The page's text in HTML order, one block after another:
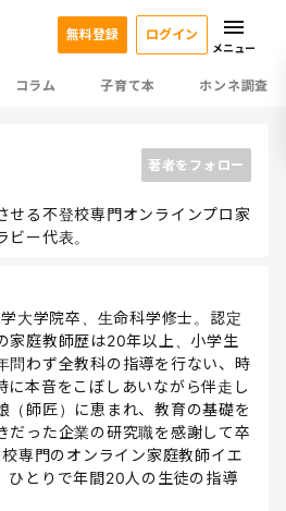
コラム 子育て本 ホンネ調査
無料登録 ログイン
メニュー
著者をフォロー
せる不登校専門オンラインプロ家
ー代表。
大学院卒、生命科学修士。認定
家庭教師歴は20年以上、小学生
問わず全教科の指導を行ない、時
に本音をこぼしあいながら伴走し
（師匠）に恵まれ、教育の基礎を
だった企業の研究職を感謝して卒
専門のオンライン家庭教師イエ
ひとりで年間20人の生徒の指導